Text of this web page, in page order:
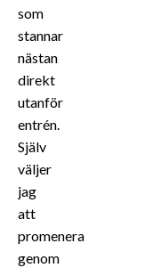
som
stannar
nästan
direkt
utanför
entrén.
Själv
väljer
jag
att
promenera
genom